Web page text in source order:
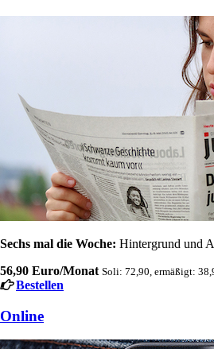
Sechs mal die Woche: Hintergrund und
56,90 Euro/Monat Soli: 72,90, ermäßigt:
Bestellen
Online